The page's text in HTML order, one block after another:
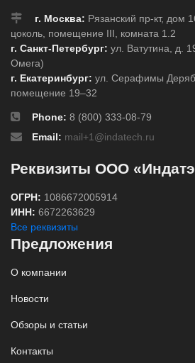
г. Москва: Рязанский пр-кт, дом
цоколь, помещение III, комната 1.2
г. Санкт-Петербург: ул. Ватутина, д.
Омега)
г. Екатеринбург: ул. Серафимы
помещение 19–32
Phone: 8 (800) 333-08-79
Email: mail+1@indatech.ru
Реквизиты ООО
ОГРН: 1086672005914
ИНН: 6672263629
Все реквизиты
Предложения
О компании
Новости
Обзоры и статьи
Контакты